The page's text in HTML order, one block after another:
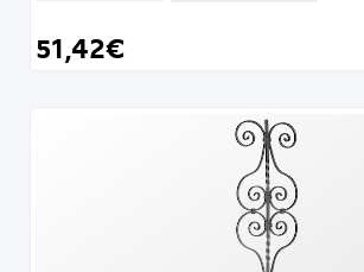
51,42€